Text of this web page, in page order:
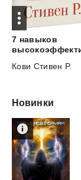
7 навыков
Кови Стивен Р.
Новинки